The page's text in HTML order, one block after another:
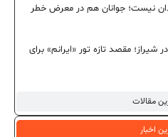
مقالات
نیست؛ جوانان هم در معرض خطر
شیراز؛ مقصد تازه تور «ایرانم» برای
اخبار